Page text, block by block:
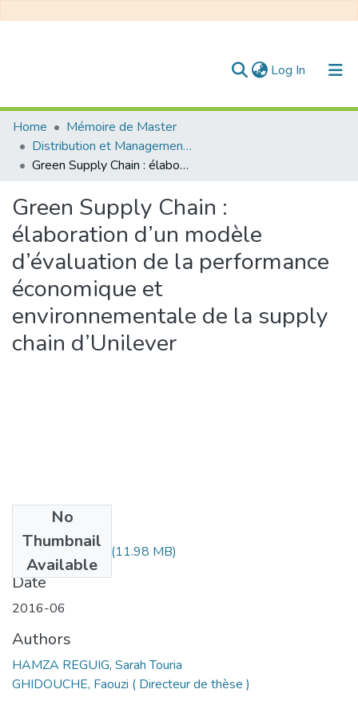
Log In (current)
Communities & Collections
All of DSpace
Home
Mémoire de Master
Distribution et Management de la Chaîne Logistique
Green Supply Chain : élaboration d’un modèle d’évaluation de la performance économique et environnementale de la supply chain d’Unilever
Green Supply Chain :
élaboration d’un modèle
d’évaluation de la performance
économique et
environnementale de la supply
chain d’Unilever
No
Thumbnail
Available
MS1.215-16.pdf (11.98 MB)
Date
2016-06
Authors
HAMZA REGUIG, Sarah Touria
GHIDOUCHE, Faouzi ( Directeur de thèse )